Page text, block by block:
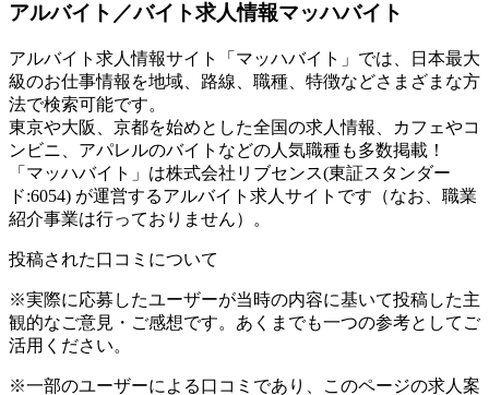
アルバイト／バイト求人情報マッハバイト
アルバイト求人情報サイト「マッハバイト」では、日本最大
級のお仕事情報を地域、路線、職種、特徴などさまざまな方
法で検索可能です。
東京や大阪、京都を始めとした全国の求人情報、カフェやコ
ンビニ、アパレルのバイトなどの人気職種も多数掲載！
「マッハバイト」は株式会社リブセンス(東証スタンダー
ド:6054) が運営するアルバイト求人サイトです（なお、職業
紹介事業は行っておりません）。
投稿された口コミについて
※実際に応募したユーザーが当時の内容に基いて投稿した主
観的なご意見・ご感想です。あくまでも一つの参考としてご
活用ください。
※一部のユーザーによる口コミであり、このページの求人案